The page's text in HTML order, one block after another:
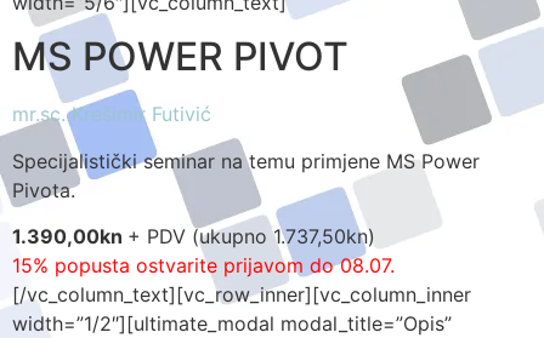
MS POWER PIVOT
mr.sc. Krešimir Futivić
Specijalistički seminar na temu primjene MS Power
Pivota.
1.390,00kn + PDV (ukupno 1.737,50kn)
15% popusta ostvarite prijavom do 08.07.
[/vc_column_text][vc_row_inner][vc_column_inner
width=”1/2″][ultimate_modal modal_title=”Opis”